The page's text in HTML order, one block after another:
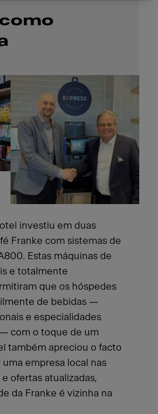
investiu em duas
Franke com sistemas de
Estas máquinas de
e totalmente
que os hóspedes
de bebidas —
e especialidades
com o toque de um
também apreciou o facto
empresa local nas
ofertas atualizadas,
da Franke é vizinha na